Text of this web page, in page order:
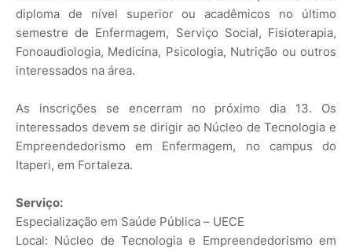
diploma de nível superior ou acadêmicos no último
semestre de Enfermagem, Serviço Social, Fisioterapia,
Fonoaudiologia, Medicina, Psicologia, Nutrição ou outros
interessados na área.
As inscrições se encerram no próximo dia 13. Os
interessados devem se dirigir ao Núcleo de Tecnologia e
Empreendedorismo em Enfermagem, no campus do
Itaperi, em Fortaleza.
Serviço:
Especialização em Saúde Pública – UECE
Local: Núcleo de Tecnologia e Empreendedorismo em